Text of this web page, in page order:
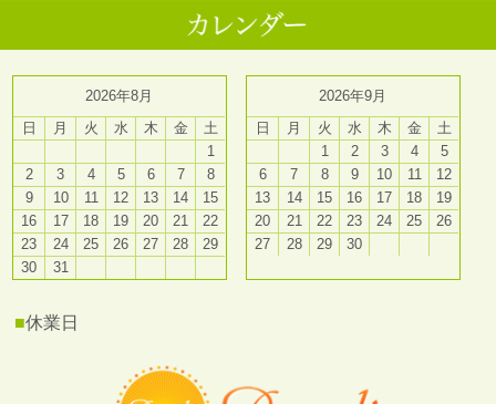
2026年8月
日
月 火 水 木 金
土
1
2
3 4 5 6 7
8
9
10 11 12 13 14
15
16
17 18 19 20 21
22
23
24 25 26 27 28
29
30
31
2026年9月
日
月 火 水 木 金
土
1
2 3 4
5
6
7 8 9 10 11
12
13
14 15 16 17 18
19
20
21 22 23 24 25
26
27
28 29 30
■休業日